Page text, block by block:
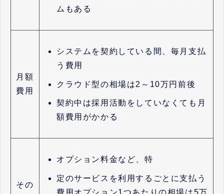
ムもある
月額
費用
システムを契約している間、毎月支払
う費用
クラウド型の相場は2～10万円前後
契約中は採用活動をしていなくても月
額費用がかかる
その
オプション料金など、特
定のサービスを利用するごとに支払う
費用オプション1つあたりの相場は5万